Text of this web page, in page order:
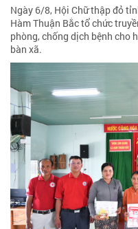
Ngày 6/8, Hội Chữ thập đỏ
Hàm Thuận Bắc tổ chức
phòng, chống dịch bệnh cho
bàn xã.